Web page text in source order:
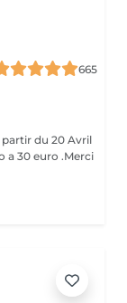
665
partir du 20 Avril
a 30 euro .Merci